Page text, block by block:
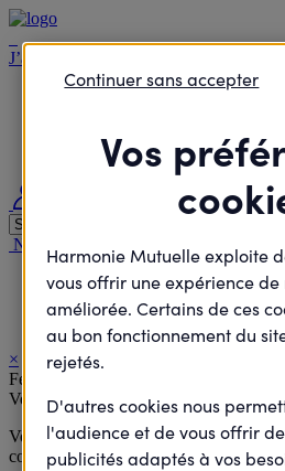
J’agisCollectif
Je défends des projets
Je deviens élu
Nous contacter
Nous rejoindre
Accueil
Je passe à l'action
Trail Fontenay sur Eures
×
Félicitations !
Votre inscription a bien été prise en
Vous allez recevoir à la suite de votre
confirmation comportant toutes les
Vos
Harmonie Mutuelle exploite
vous offrir une expérience
améliorée. Certains de ces
au bon fonctionnement du
rejetés.
D'autres cookies nous
l'audience et de vous offrir
publicités adaptés à vos
Continuer sans accepter